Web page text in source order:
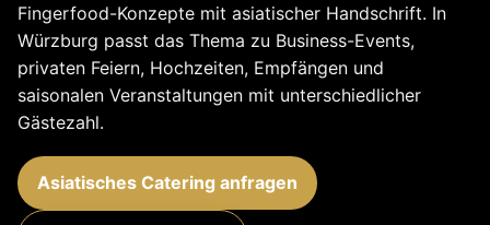
Fingerfood-Konzepte mit asiatischer Handschrift. In
Würzburg passt das Thema zu Business-Events,
privaten Feiern, Hochzeiten, Empfängen und
saisonalen Veranstaltungen mit unterschiedlicher
Gästezahl.
Asiatisches Catering anfragen